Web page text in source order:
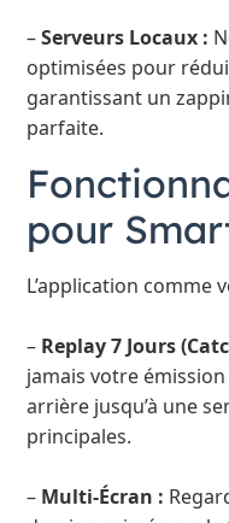
–Serveurs Locaux :
optimisées pour
garantissant un
parfaite.
pour
L’application comme
– Replay 7 Jours
jamais votre
arrière jusqu’à une
principales.
– Multi-Écran :